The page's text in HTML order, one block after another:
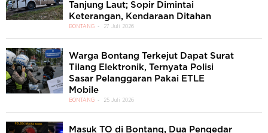
Tanjung Laut; Sopir Dimintai
Keterangan, Kendaraan Ditahan
BONTANG 27 Juli 2026
Warga Bontang Terkejut Dapat Surat
Tilang Elektronik, Ternyata Polisi
Sasar Pelanggaran Pakai ETLE
Mobile
BONTANG 25 Juli 2026
Masuk TO di Bontang, Dua Pengedar